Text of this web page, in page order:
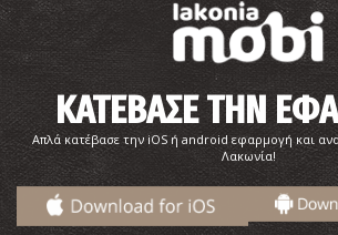
ΚΑΤΕΒΑΣΕ ΤΗΝ
Απλά κατέβασε την iOS ή android εφαρμογή και
Λακωνία!